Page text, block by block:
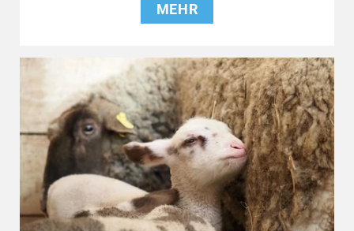
MEHR